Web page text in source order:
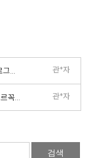
관*자
관*자
검색